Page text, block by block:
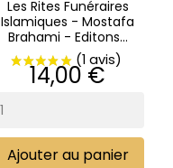
Les Rites Funéraires
Islamiques - Mostafa
Brahami - Editons...
Prix
14,00 €
Ajouter au panier